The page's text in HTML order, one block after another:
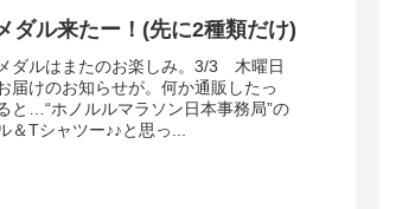
ダル来たー！(先に2種類だけ)
ダルはまたのお楽しみ。3/3 木曜日
届けのお知らせが。何か通販したっ
と…“ホノルルマラソン日本事務局”の
Tシャツー♪♪と思っ...